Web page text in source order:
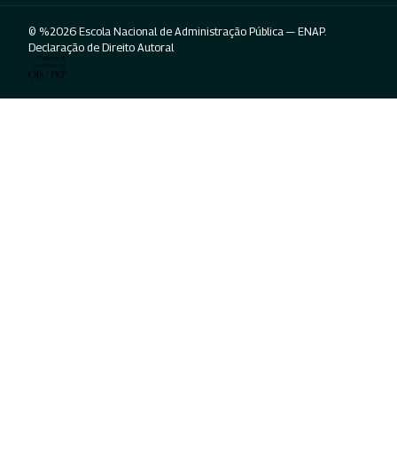
© %2026 Escola Nacional de Administração Pública — ENAP.
Declaração de Direito Autoral